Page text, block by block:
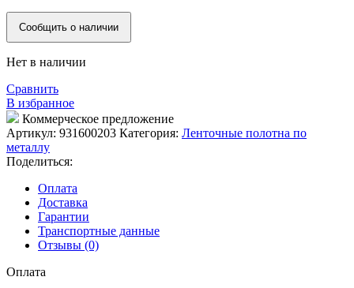
Сообщить о наличии
Нет в наличии
Сравнить
В избранное
Коммерческое предложение
Артикул: 931600203 Категория: Ленточные полотна по
металлу
Поделиться:
Оплата
Доставка
Гарантии
Транспортные данные
Отзывы (0)
Оплата